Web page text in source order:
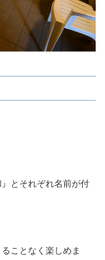
』とそれぞれ名前が付
ことなく楽しめま